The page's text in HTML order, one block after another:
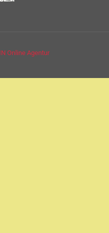
Online Agentur